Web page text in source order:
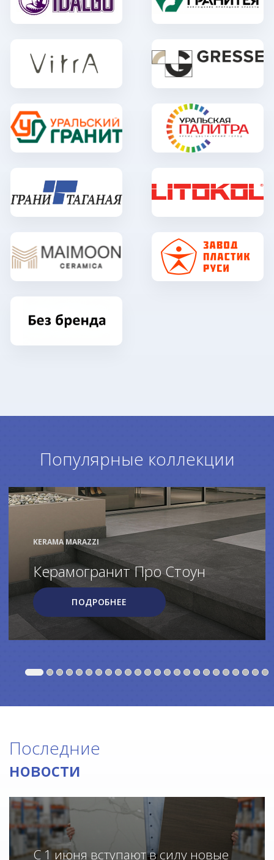
Популярные коллекции
KERAMA MARAZZI
Керамогранит Про Стоун
ПОДРОБНЕЕ
Последние
новости
С 1 июня вступают в силу новые